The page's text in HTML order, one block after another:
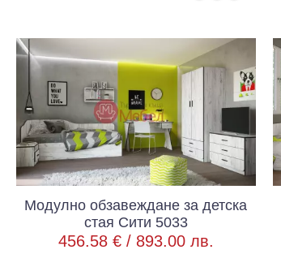
Модулно обзавеждане за детска
стая Сити 5033
456.58 € / 893.00 лв.